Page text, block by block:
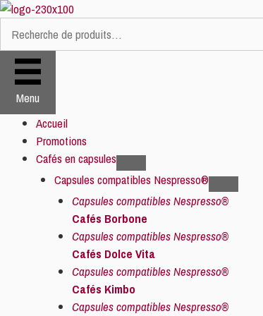
Aller
contenu
Recherche
pour :
Menu
Accueil
Promotions
Cafés en capsules
Capsules compatibles Nespresso®
Capsules compatibles Nespresso®
Cafés Borbone
Capsules compatibles Nespresso®
Cafés Dolce Vita
Capsules compatibles Nespresso®
Cafés Kimbo
Capsules compatibles Nespresso®